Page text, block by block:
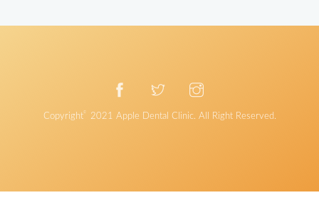
Copyright
©
2021 Apple Dental Clinic. All Right Reserved.